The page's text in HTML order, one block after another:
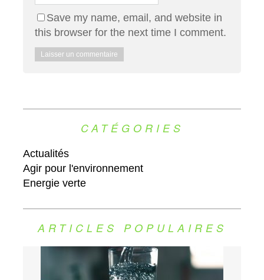
Save my name, email, and website in
this browser for the next time I comment.
CATÉGORIES
Actualités
Agir pour l'environnement
Energie verte
ARTICLES POPULAIRES